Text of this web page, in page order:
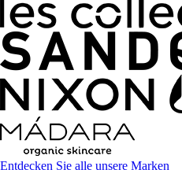
Entdecken Sie alle unsere Marken